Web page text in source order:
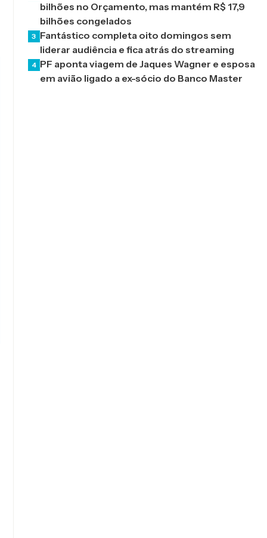
bilhões no Orçamento, mas mantém R$ 17,9
bilhões congelados
3 Fantástico completa oito domingos sem
liderar audiência e fica atrás do streaming
4 PF aponta viagem de Jaques Wagner e esposa
em avião ligado a ex-sócio do Banco Master